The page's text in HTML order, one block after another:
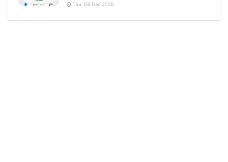
Thu, 03 Dec 2020